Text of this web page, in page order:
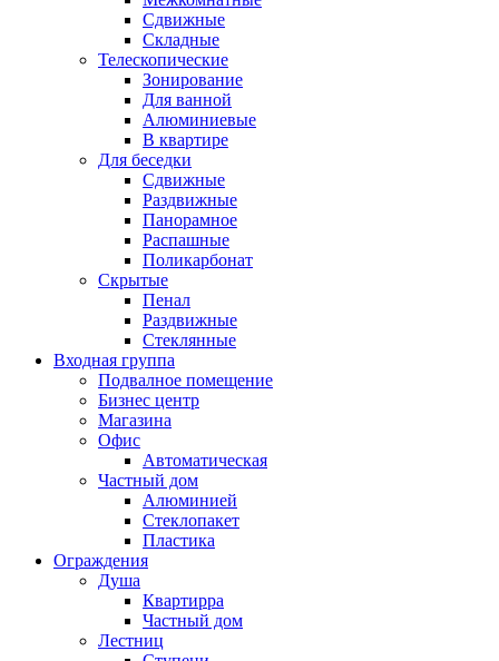
Сдвижные
Складные
Телескопические
Зонирование
Для ванной
Алюминиевые
В квартире
Для беседки
Сдвижные
Раздвижные
Панорамное
Распашные
Поликарбонат
Скрытые
Пенал
Раздвижные
Стеклянные
Входная группа
Подвалное помещение
Бизнес центр
Магазина
Офис
Автоматическая
Частный дом
Алюминией
Стеклопакет
Пластика
Ограждения
Душа
Квартирра
Частный дом
Лестниц